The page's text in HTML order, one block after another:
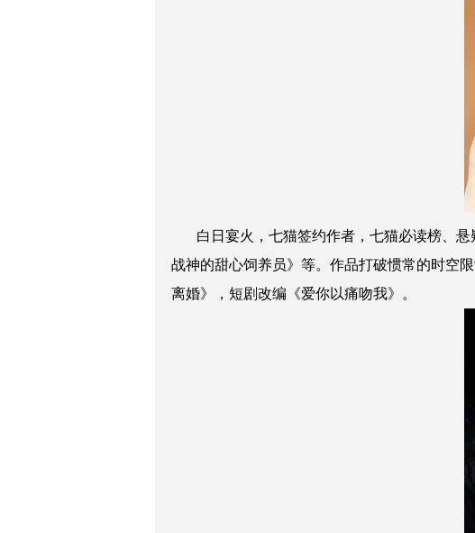
白日宴火，七猫签约作者，七猫必读榜、悬
战神的甜心饲养员》等。作品打破惯常的时空
离婚》，短剧改编《爱你以痛吻我》。